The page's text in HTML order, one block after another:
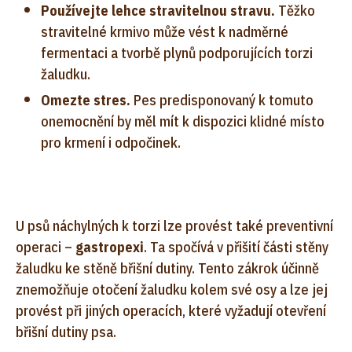
Používejte lehce stravitelnou stravu. Těžko
stravitelné krmivo může vést k nadměrné
fermentaci a tvorbě plynů podporujících torzi
žaludku.
Omezte stres. Pes predisponovaný k tomuto
onemocnění by měl mít k dispozici klidné místo
pro krmení i odpočinek.
U psů náchylných k torzi lze provést také preventivní
operaci – gastropexi. Ta spočívá v přišití části stěny
žaludku ke stěně břišní dutiny. Tento zákrok účinně
znemožňuje otočení žaludku kolem své osy a lze jej
provést při jiných operacích, které vyžadují otevření
břišní dutiny psa.